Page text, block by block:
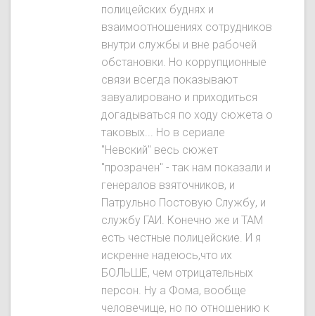
полицейских буднях и
взаимоотношениях сотрудников
внутри службы и вне рабочей
обстановки. Но коррупционные
связи всегда показывают
завуалировано и приходиться
догадываться по ходу сюжета о
таковых... Но в сериале
"Невский" весь сюжет
"прозрачен" - так нам показали и
генералов взяточников, и
Патрульно Постовую Службу, и
службу ГАИ. Конечно же и ТАМ
есть честные полицейские. И я
искренне надеюсь,что их
БОЛЬШЕ, чем отрицательных
персон. Ну а Фома, вообще
человечище, но по отношению к